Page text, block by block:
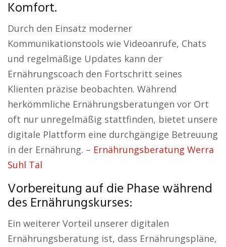
Komfort.
Durch den Einsatz moderner
Kommunikationstools wie Videoanrufe, Chats
und regelmäßige Updates kann der
Ernährungscoach den Fortschritt seines
Klienten präzise beobachten. Während
herkömmliche Ernährungsberatungen vor Ort
oft nur unregelmäßig stattfinden, bietet unsere
digitale Plattform eine durchgängige Betreuung
in der Ernährung. – Ernährungsberatung Werra
Suhl Tal
Vorbereitung auf die Phase während
des Ernährungskurses:
Ein weiterer Vorteil unserer digitalen
Ernährungsberatung ist, dass Ernährungspläne,